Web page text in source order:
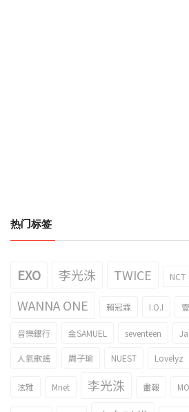
热门标签
EXO 李光洙 TWICE NCT
WANNA ONE 賴冠霖 I.O.I
音樂銀行 金SAMUEL seventeen
人氣歌謠 周子瑜 NUEST Lovelyz
泫雅 Mnet 李光洙 畫報